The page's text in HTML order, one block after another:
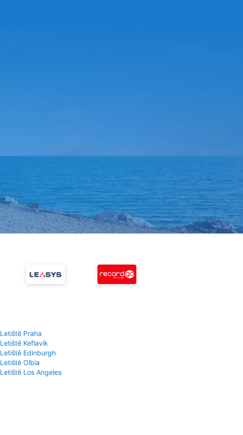
Letiště Praha
Letiště Keflavík
Letiště Edinburgh
Letiště Olbia
Letiště Los Angeles